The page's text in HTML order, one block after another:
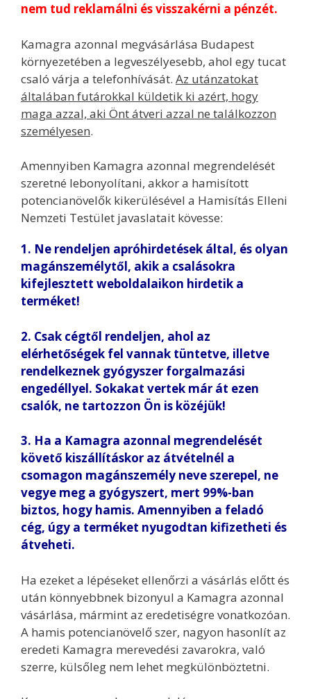
nem tud reklamálni és visszakérni a pénzét.
Kamagra azonnal megvásárlása Budapest
környezetében a legveszélyesebb, ahol egy tucat
csaló várja a telefonhívását. Az utánzatokat
általában futárokkal küldetik ki azért, hogy
maga azzal, aki Önt átveri azzal ne találkozzon
személyesen.
Amennyiben Kamagra azonnal megrendelését
szeretné lebonyolítani, akkor a hamisított
potencianövelők kikerülésével a Hamisítás Elleni
Nemzeti Testület javaslatait kövesse:
1. Ne rendeljen apróhirdetések által, és olyan
magánszemélytől, akik a csalásokra
kifejlesztett weboldalaikon hirdetik a
terméket!
2. Csak cégtől rendeljen, ahol az
elérhetőségek fel vannak tüntetve, illetve
rendelkeznek gyógyszer forgalmazási
engedéllyel. Sokakat vertek már át ezen
csalók, ne tartozzon Ön is közéjük!
3. Ha a Kamagra azonnal megrendelését
követő kiszállításkor az átvételnél a
csomagon magánszemély neve szerepel, ne
vegye meg a gyógyszert, mert 99%-ban
biztos, hogy hamis. Amennyiben a feladó
cég, úgy a terméket nyugodtan kifizetheti és
átveheti.
Ha ezeket a lépéseket ellenőrzi a vásárlás előtt és
után könnyebbnek bizonyul a Kamagra azonnal
vásárlása, mármint az eredetiségre vonatkozóan.
A hamis potencianövelő szer, nagyon hasonlít az
eredeti Kamagra merevedési zavarokra, való
szerre, külsőleg nem lehet megkülönböztetni.